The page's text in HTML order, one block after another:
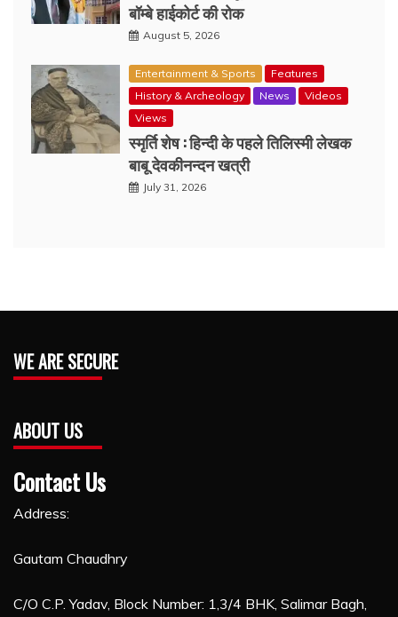
बॉम्बे हाईकोर्ट की रोक
August 5, 2026
Entertainment & Sports
Features
History & Archeology
News
Videos
Views
स्मृर्ति शेष : हिन्दी के पहले तिलिस्मी लेखक
बाबू देवकीनन्दन खत्री
July 31, 2026
WE ARE SECURE
ABOUT US
Contact Us
Address:
Gautam Chaudhry
C/O C.P. Yadav, Block Number: 1,3/4 BHK, Salimar Bagh,